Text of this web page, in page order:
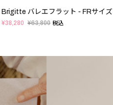
Brigitte バレエフラット - FRサイズ
¥38,280 ¥63,800 税込